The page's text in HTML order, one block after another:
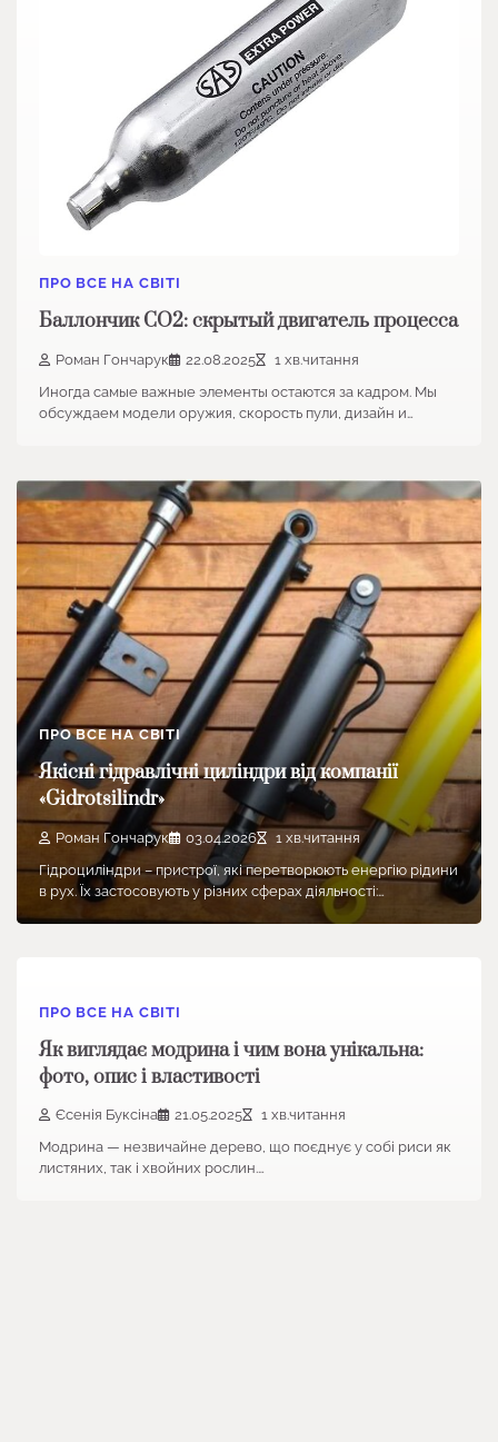
ПРО ВСЕ НА СВІТІ
Баллончик CO2: скрытый двигатель процесса
Роман Гончарук 22.08.2025
1 хв.читання
Иногда самые важные элементы остаются за кадром. Мы
обсуждаем модели оружия, скорость пули, дизайн и…
ПРО ВСЕ НА СВІТІ
Якісні гідравлічні циліндри від компанії
«Gidrotsilindr»
Роман Гончарук 03.04.2026
1 хв.читання
Гідроциліндри – пристрої, які перетворюють енергію рідини
в рух. Їх застосовують у різних сферах діяльності:…
ПРО ВСЕ НА СВІТІ
Як виглядає модрина і чим вона унікальна:
фото, опис і властивості
Єсенія Буксіна 21.05.2025
1 хв.читання
Модрина — незвичайне дерево, що поєднує у собі риси як
листяних, так і хвойних рослин.…